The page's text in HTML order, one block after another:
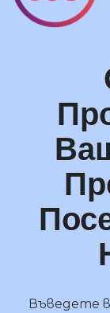
Въведете